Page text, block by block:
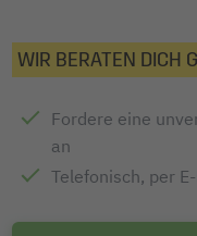
WIR BERATEN DICH
Fordere eine
an
Telefonisch, per